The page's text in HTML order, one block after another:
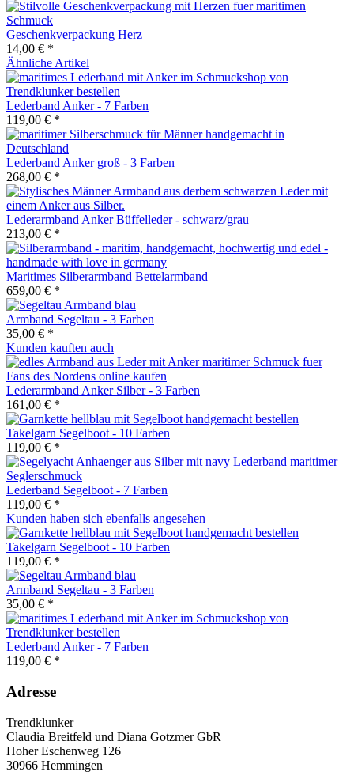
Geschenkverpackung Herz
14,00 € *
Ähnliche Artikel
Lederband Anker - 7 Farben
119,00 € *
Lederband Anker groß - 3 Farben
268,00 € *
Lederarmband Anker Büffelleder - schwarz/grau
213,00 € *
Maritimes Silberarmband Bettelarmband
659,00 € *
Armband Segeltau - 3 Farben
35,00 € *
Kunden kauften auch
Lederarmband Anker Silber - 3 Farben
161,00 € *
Takelgarn Segelboot - 10 Farben
119,00 € *
Lederband Segelboot - 7 Farben
119,00 € *
Kunden haben sich ebenfalls angesehen
Takelgarn Segelboot - 10 Farben
119,00 € *
Armband Segeltau - 3 Farben
35,00 € *
Lederband Anker - 7 Farben
119,00 € *
Adresse
Trendklunker
Claudia Breitfeld und Diana Gotzmer GbR
Hoher Eschenweg 126
30966 Hemmingen